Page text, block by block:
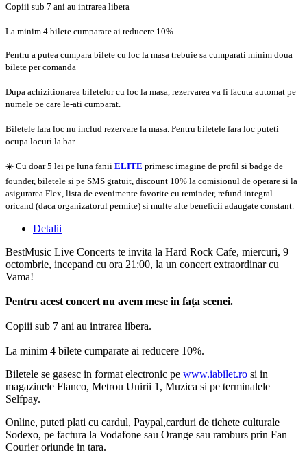
Copiii sub 7 ani au intrarea libera
La minim 4 bilete cumparate ai reducere 10%.
Pentru a putea cumpara bilete cu loc la masa trebuie sa cumparati minim doua
bilete per comanda
Dupa achizitionarea biletelor cu loc la masa, rezervarea va fi facuta automat pe
numele pe care le-ati cumparat.
Biletele fara loc nu includ rezervare la masa. Pentru biletele fara loc puteti
ocupa locuri la bar.
☀️ Cu doar 5 lei pe luna fanii ELITE primesc imagine de profil si badge de
founder, biletele si pe SMS gratuit, discount 10% la comisionul de operare si la
asigurarea Flex, lista de evenimente favorite cu reminder, refund integral
oricand (daca organizatorul permite) si multe alte beneficii adaugate constant.
Detalii
BestMusic Live Concerts te invita la Hard Rock Cafe, miercuri, 9
octombrie, incepand cu ora 21:00, la un concert extraordinar cu
Vama!
Pentru acest concert nu avem mese in fața scenei.
Copiii sub 7 ani au intrarea libera.
La minim 4 bilete cumparate ai reducere 10%.
Biletele se gasesc in format electronic pe www.iabilet.ro si in
magazinele Flanco, Metrou Unirii 1, Muzica si pe terminalele
Selfpay.
Online, puteti plati cu cardul, Paypal,carduri de tichete culturale
Sodexo, pe factura la Vodafone sau Orange sau ramburs prin Fan
Courier oriunde in tara.